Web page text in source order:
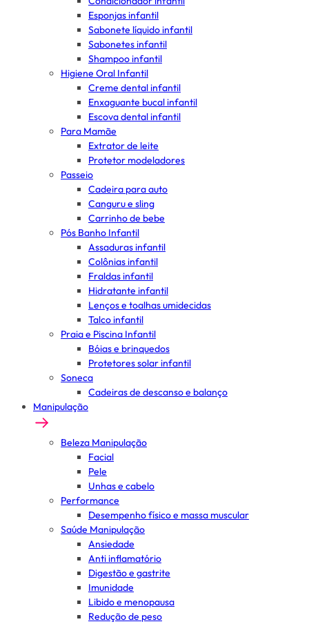
Esponjas infantil
Sabonete líquido infantil
Sabonetes infantil
Shampoo infantil
Higiene Oral Infantil
Creme dental infantil
Enxaguante bucal infantil
Escova dental infantil
Para Mamãe
Extrator de leite
Protetor modeladores
Passeio
Cadeira para auto
Canguru e sling
Carrinho de bebe
Pós Banho Infantil
Assaduras infantil
Colônias infantil
Fraldas infantil
Hidratante infantil
Lenços e toalhas umidecidas
Talco infantil
Praia e Piscina Infantil
Bóias e brinquedos
Protetores solar infantil
Soneca
Cadeiras de descanso e balanço
Manipulação
Beleza Manipulação
Facial
Pele
Unhas e cabelo
Performance
Desempenho físico e massa muscular
Saúde Manipulação
Ansiedade
Anti inflamatório
Digestão e gastrite
Imunidade
Libido e menopausa
Redução de peso